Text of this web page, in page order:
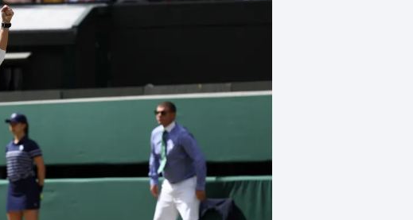
Moderní pětiboj
Parasport
Plavání
Plážový volejbal
Triatlon
Vodní slalom
Ostatní